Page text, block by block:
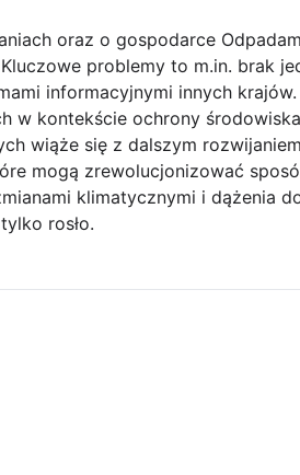
oraz o gospodarce
problemy to m.in. brak
informacyjnymi innych
w kontekście ochrony
wiąże się z dalszym
mogą zrewolucjonizować
klimatycznymi i dążenia
rosło.